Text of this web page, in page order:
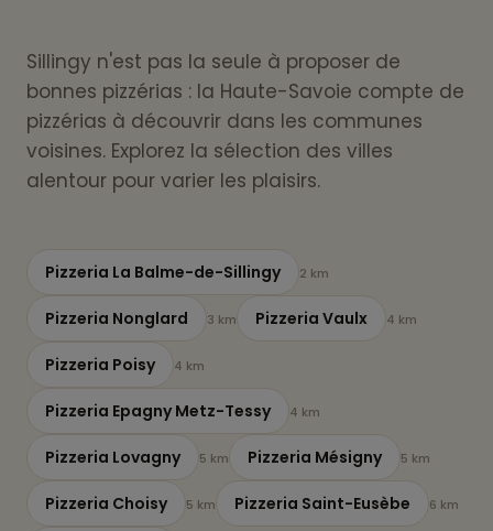
Sillingy n'est pas la seule à proposer de
bonnes pizzérias : la Haute-Savoie compte de
pizzérias à découvrir dans les communes
voisines. Explorez la sélection des villes
alentour pour varier les plaisirs.
Pizzeria La Balme-de-Sillingy 2 km
Pizzeria Nonglard 3 km Pizzeria Vaulx 4 km
Pizzeria Poisy 4 km
Pizzeria Epagny Metz-Tessy 4 km
Pizzeria Lovagny 5 km Pizzeria Mésigny 5 km
Pizzeria Choisy 5 km Pizzeria Saint-Eusèbe 6 km